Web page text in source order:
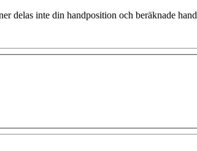
delas inte din handposition och beräknade